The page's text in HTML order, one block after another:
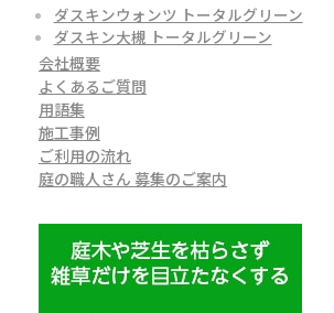
ダスキンウォンツ トータルグリーン
ダスキン大槻 トータルグリーン
会社概要
よくあるご質問
用語集
施工事例
ご利用の流れ
庭の職人さん 募集のご案内